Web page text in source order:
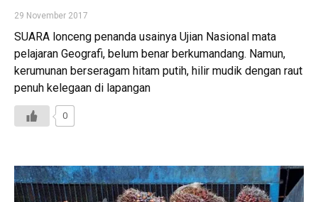
29 November 2017
SUARA lonceng penanda usainya Ujian Nasional mata
pelajaran Geografi, belum benar berkumandang. Namun,
kerumunan berseragam hitam putih, hilir mudik dengan raut
penuh kelegaan di lapangan
0